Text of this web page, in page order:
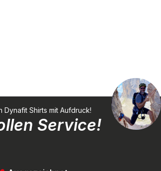
Shirts mit Aufdruck!
Service!